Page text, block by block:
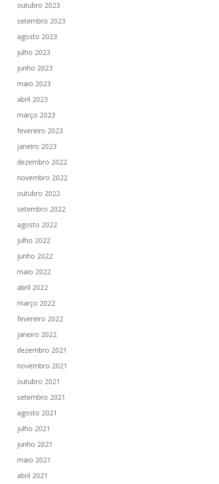
outubro 2023
setembro 2023
agosto 2023
julho 2023
junho 2023
maio 2023
abril 2023
março 2023
fevereiro 2023
janeiro 2023
dezembro 2022
novembro 2022
outubro 2022
setembro 2022
agosto 2022
julho 2022
junho 2022
maio 2022
abril 2022
março 2022
fevereiro 2022
janeiro 2022
dezembro 2021
novembro 2021
outubro 2021
setembro 2021
agosto 2021
julho 2021
junho 2021
maio 2021
abril 2021